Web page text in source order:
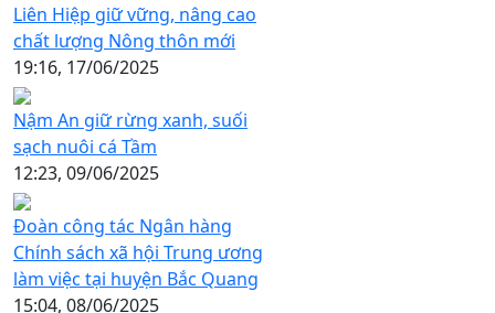
Liên Hiệp giữ vững, nâng cao
chất lượng Nông thôn mới
19:16, 17/06/2025
Nậm An giữ rừng xanh, suối
sạch nuôi cá Tầm
12:23, 09/06/2025
Đoàn công tác Ngân hàng
Chính sách xã hội Trung ương
làm việc tại huyện Bắc Quang
15:04, 08/06/2025